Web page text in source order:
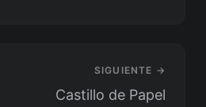
SIGUIENTE →
Castillo de Papel